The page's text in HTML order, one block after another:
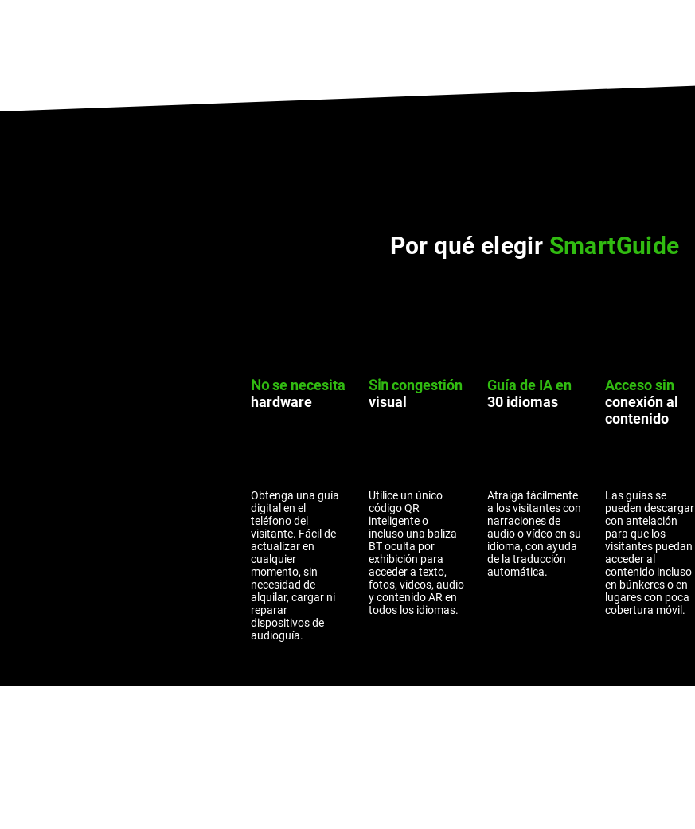
Por qué elegir SmartGuide
Nose necesita
hardware
Sincongestión
visual
Guía de IA en
30 idiomas
Acceso sin
conexión al
contenido
Obtenga una guía
digital en el
teléfono del
visitante. Fácil de
actualizar en
cualquier
momento, sin
necesidad de
alquilar, cargar ni
reparar
dispositivos de
audioguía.
Utilice un único
código QR
inteligente o
incluso una baliza
BT oculta por
exhibición para
acceder a texto,
fotos, videos, audio
y contenido AR en
todos los idiomas.
Atraiga fácilmente
a los visitantes con
narraciones de
audio o vídeo en su
idioma, con ayuda
de la traducción
automática.
Las guías se
pueden descargar
con antelación
para que los
visitantes puedan
acceder al
contenido incluso
en búnkeres o en
lugares con poca
cobertura móvil.